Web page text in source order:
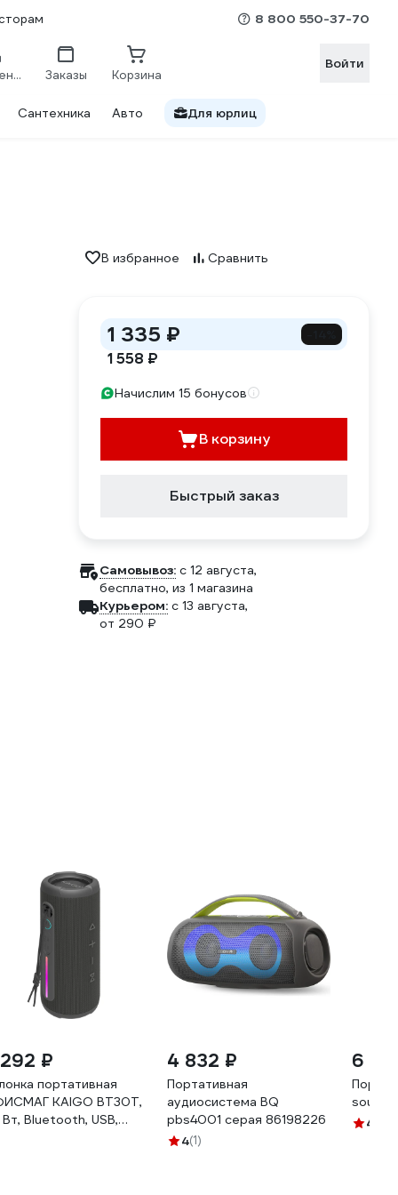
8 800 550-37-70
Сравнение Заказы Корзина
Войти
Сантехника Авто Для юрлиц
В избранное Сравнить
1 335 ₽
1 558 ₽
Начислим 15 бонусов
В корзину
Быстрый заказ
Самовывоз: c 12 августа,
бесплатно, из 1 магазина
Курьером: c 13 августа,
от 290 ₽
₽
портативная
KAIGO BT30T,
Bluetooth, USB,
4 832 ₽
Портативная
аудиосистема BQ
pbs4001 серая 86198226
4(1)
6
sound
4.5